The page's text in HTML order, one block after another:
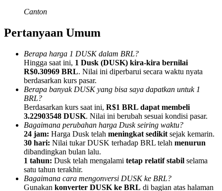
Afiliasi Bitrue
Hingga 65% Komisi!
Referensi
Undang teman untuk mendapatkan imbalan tunai
Deposit CASHCAT & Win
Canton
Pertanyaan Umum
Berapa harga 1 DUSK dalam BRL?
Hingga saat ini, 1 Dusk (DUSK) kira-kira bernilai
R$0.30969 BRL. Nilai ini diperbarui secara waktu nyata
berdasarkan kurs pasar.
Berapa banyak DUSK yang bisa saya dapatkan untuk 1
BRL?
Berdasarkan kurs saat ini, R$1 BRL dapat membeli
3.22903548 DUSK. Nilai ini berubah sesuai kondisi pasar.
Bagaimana perubahan harga Dusk seiring waktu?
24 jam: Harga Dusk telah meningkat sedikit sejak kemarin.
30 hari: Nilai tukar DUSK terhadap BRL telah menurun
dibandingkan bulan lalu.
1 tahun: Dusk telah mengalami tetap relatif stabil selama
satu tahun terakhir.
Bagaimana cara mengonversi DUSK ke BRL?
Gunakan konverter DUSK ke BRL di bagian atas halaman